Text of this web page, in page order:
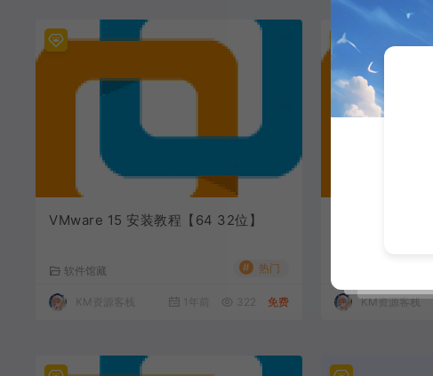
VMware 15 安装教程【64 32位】
软件馆藏 # 热门
KM资源客栈 1年前 322 免费
VMware 14 安
KM资源客栈